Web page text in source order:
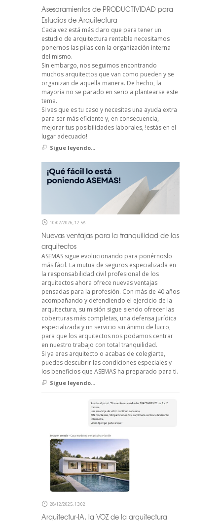
Asesoramientos de PRODUCTIVIDAD para
Estudios de Arquitectura
Cada vez está más claro que para tener un
estudio de arquitectura rentable necesitamos
ponernos las pilas con la organización interna
del mismo.
Sin embargo, nos seguimos encontrando
muchos arquitectos que van como pueden y se
organizan de aquella manera. De hecho, la
mayoría no se parado en serio a plantearse este
tema.
Si ves que es tu caso y necesitas una ayuda extra
para ser más eficiente y, en consecuencia,
mejorar tus posibilidades laborales, !estás en el
lugar adecuado!
Sigue leyendo...
10/02/2026, 12:58
Nuevas ventajas para la tranquilidad de los
arquitectos
ASEMAS sigue evolucionando para ponérnoslo
más fácil. La mutua de seguros especializada en
la responsabilidad civil profesional de los
arquitectos ahora ofrece nuevas ventajas
pensadas para la profesión. Con más de 40 años
acompañando y defendiendo el ejercicio de la
arquitectura, su misión sigue siendo ofrecer las
coberturas más completas, una defensa jurídica
especializada y un servicio sin ánimo de lucro,
para que los arquitectos nos podamos centrar
en nuestro trabajo con total tranquilidad.
Si ya eres arquitecto o acabas de colegiarte,
puedes descubrir las condiciones especiales y
los beneficios que ASEMAS ha preparado para ti.
Sigue leyendo...
28/12/2025, 13:02
Arquitectur-IA, la VOZ de la arquitectura